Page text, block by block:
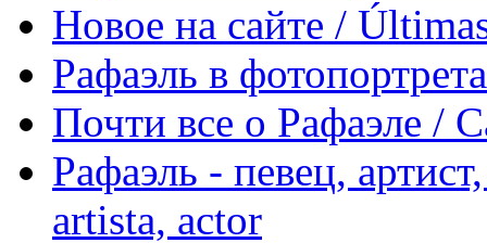
Новое на сайте /
Рафаэль в
Почти все о Рафаэле /
Рафаэль - певец,
artista, actor